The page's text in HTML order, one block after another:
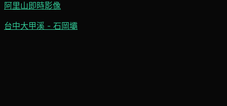
阿里山即時影像
台中大甲溪 - 石岡壩